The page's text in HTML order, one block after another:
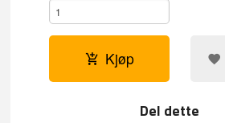
Kjøp
Del dette